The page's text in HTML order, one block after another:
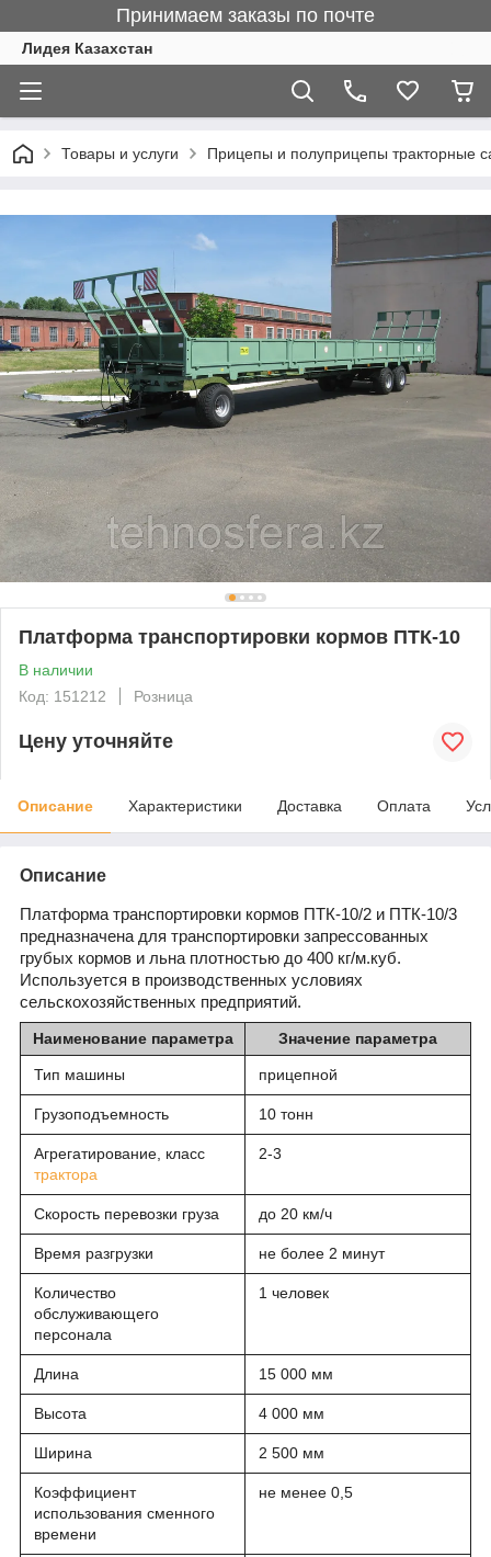
Принимаем заказы по почте
Лидея Казахстан
Товары и услуги Прицепы и полуприцепы тракторные
Платформа транспортировки кормов ПТК-10
В наличии
Код: 151212
Розница
Цену уточняйте
Описание Характеристики Доставка Оплата
Описание
Платформа транспортировки кормов ПТК-10/2 и ПТК-10/3
предназначена для транспортировки запрессованных
грубых кормов и льна плотностью до 400 кг/м.куб.
Используется в производственных условиях
сельскохозяйственных предприятий.
Наименование параметра Значение параметра
Тип машины прицепной
Грузоподъемность 10 тонн
Агрегатирование, класс
трактора
2-3
Скорость перевозки груза до 20 км/ч
Время разгрузки не более 2 минут
Количество
обслуживающего
персонала
1 человек
Длина 15 000 мм
Высота 4 000 мм
Ширина 2 500 мм
Коэффициент
использования сменного
времени
не менее 0,5